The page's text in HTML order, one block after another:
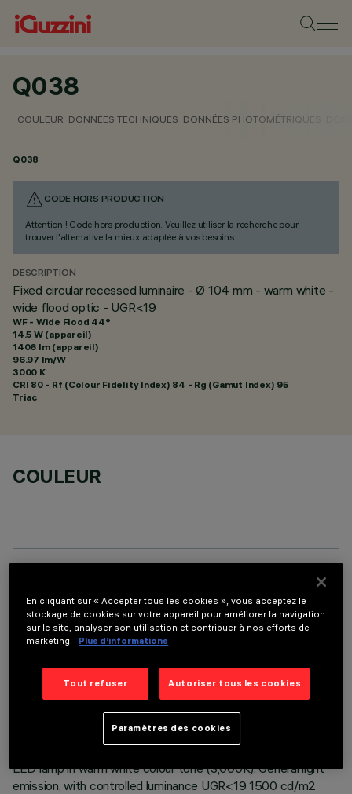
Q038
COULEUR DONNÉES TECHNIQUES DONNÉES PHOTOMÉTRIQUES
Q038
CODE HORS PRODUCTION
Attention ! Code hors production. Veuillez utiliser la recherche pour
trouver l'alternative la mieux adaptée à vos besoins.
DESCRIPTION
Fixed circular recessed luminaire - Ø 104 mm - warm white -
wide flood optic - UGR<19
WF - Wide Flood 44°
14.5 W (appareil)
1406 lm (appareil)
96.97 lm/W
3000 K
CRI 80- Rf (Colour Fidelity Index) 84 - Rg (Gamut Index) 95
Triac
COULEUR
DERNIÈRE MISE À JOUR: 11/01/2026
Fixed round luminaire designed to use a LED lamp with C.O.B.
technology. Version without rim for mounting flush with
ceiling. Reflector vacuum-metallised with aluminium vapours
with an anti-scratch protective layer. Die-cast aluminium
LED lamp in warm white colour tone (3,000K). General light
emission, with controlled luminance UGR<19 1500 cd/m2
En cliquant sur « Accepter tous les cookies », vous acceptez le
stockage de cookies sur votre appareil pour améliorer la navigation
sur le site, analyser son utilisation et contribuer à nos efforts de
marketing.
Plus d’informations
Tout refuser Autoriser tous les cookies
Paramètres des cookies